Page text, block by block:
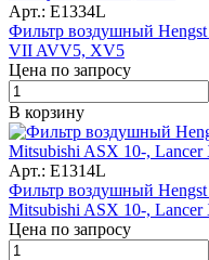
Арт.: E1334L
Фильтр воздушный
VII AVV5, XV5
Цена по запросу
В корзину
Арт.: E1314L
Фильтр воздушный
Mitsubishi ASX 10-, Lancer
Цена по запросу